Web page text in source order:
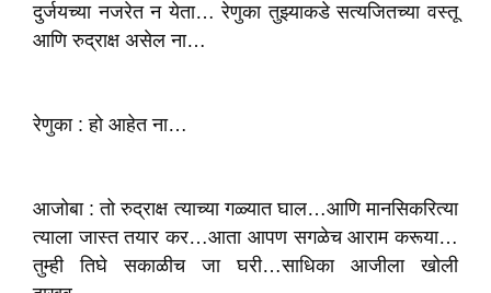
दुर्जयच्या नजरेत न येता… रेणुका तुझ्याकडे सत्यजितच्या वस्तू
आणि रुद्राक्ष असेल ना…
रेणुका : हो आहेत ना…
आजोबा : तो रुद्राक्ष त्याच्या गळ्यात घाल…आणि मानसिकरित्या
त्याला जास्त तयार कर…आता आपण सगळेच आराम करूया…
तुम्ही तिघे सकाळीच जा घरी…साधिका आजीला खोली